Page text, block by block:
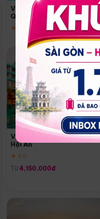
Vinpearl Resort & Spa Phu
Quoc
★ 5.0
Vinpearl Resort & Golf Nam
Hội An
★ 5.0
Từ 4,150,000đ